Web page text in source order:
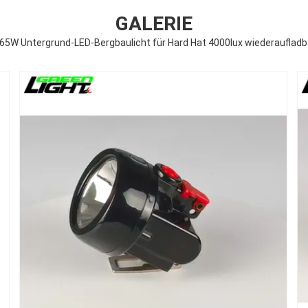
GALERIE
Untergrund-LED-Bergbaulicht für Hard Hat 4000lux